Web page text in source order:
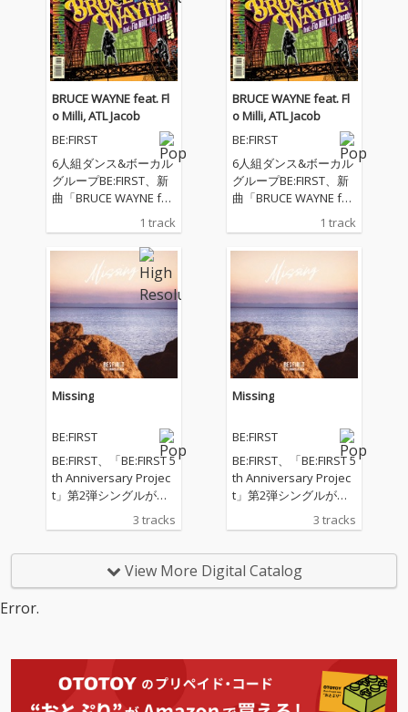
BRUCE WAYNE feat. Fl
o Milli, ATL Jacob
BE:FIRST
6人組ダンス&ボーカル
グループBE:FIRST、新
曲「BRUCE WAYNE fea
を配信リリース。 本楽
曲のプロデュースを手
掛けるのは、アトラン
タ出身のプロデューサ
ー／ラッパー／起業家
であるATL Jacob。Futu
re、Drake、Nicki Min
aj、Lil Baby、Kodak Bl
ackなど、現代ヒップ
ホップシーンを牽引す
るトップアーティスト
た、シーン屈指のヒッ
トメーカーだ。さら
に、フィーチャリング
アーティストとしてア
ービル出身のラッパー
019年にリリースした
を加える。
1 track
BRUCE WAYNE feat. Fl
o Milli, ATL Jacob
BE:FIRST
6人組ダンス&ボーカル
グループBE:FIRST、新
曲「BRUCE WAYNE fea
を配信リリース。 本楽
曲のプロデュースを手
掛けるのは、アトラン
タ出身のプロデューサ
ー／ラッパー／起業家
であるATL Jacob。Futu
re、Drake、Nicki Min
aj、Lil Baby、Kodak Bl
ackなど、現代ヒップ
ホップシーンを牽引す
るトップアーティスト
た、シーン屈指のヒッ
トメーカーだ。さら
に、フィーチャリング
アーティストとしてア
ービル出身のラッパー
019年にリリースした
を加える。
1 track
Missing
BE:FIRST
BE:FIRST、「BE:FIRST 5
th Anniversary Projec
t」第2弾シングルがリ
リース！ 記念すべき10
枚目のシングルのタイ
は、世界的DJ / プロデ
ューサーのJonas Blue
3 tracks
Missing
BE:FIRST
BE:FIRST、「BE:FIRST 5
th Anniversary Projec
t」第2弾シングルがリ
リース！ 記念すべき10
枚目のシングルのタイ
は、世界的DJ / プロデ
ューサーのJonas Blue
3 tracks
View More Digital Catalog
Error.